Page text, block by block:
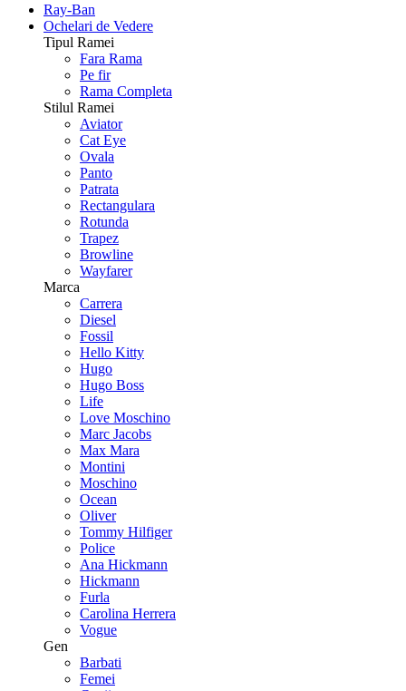
Ray-Ban
Ochelari de Vedere
Tipul Ramei
Fara Rama
Pe fir
Rama Completa
Stilul Ramei
Aviator
Cat Eye
Ovala
Panto
Patrata
Rectangulara
Rotunda
Trapez
Browline
Wayfarer
Marca
Carrera
Diesel
Fossil
Hello Kitty
Hugo
Hugo Boss
Life
Love Moschino
Marc Jacobs
Max Mara
Montini
Moschino
Ocean
Oliver
Tommy Hilfiger
Police
Ana Hickmann
Hickmann
Furla
Carolina Herrera
Vogue
Gen
Barbati
Femei